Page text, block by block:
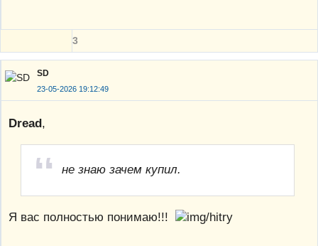
3
SD
23-05-2026 19:12:49
Dread,
не знаю зачем купил.
Я вас полностью понимаю!!!